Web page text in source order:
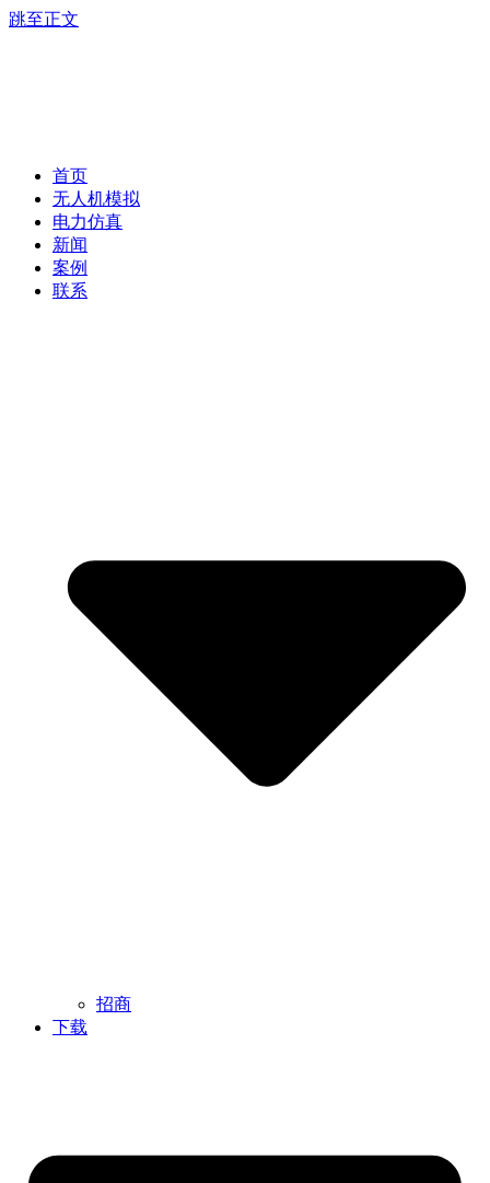
跳至正文
首页
无人机模拟
电力仿真
新闻
案例
联系
招商
下载